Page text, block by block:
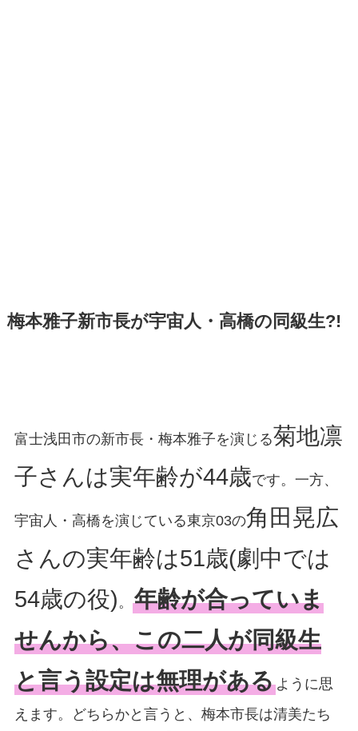
梅本雅子新市長が宇宙人・高橋の同級生?!
富士浅田市の新市長・梅本雅子を演じる菊地凛
子さんは実年齢が44歳です。一方、
宇宙人・高橋を演じている東京03の角田晃広
さんの実年齢は51歳(劇中では
54歳の役)。 年齢が合っていま
せんから、この二人が同級生
と言う設定は無理があるように思
えます。どちらかと言うと、梅本市長は清美たち